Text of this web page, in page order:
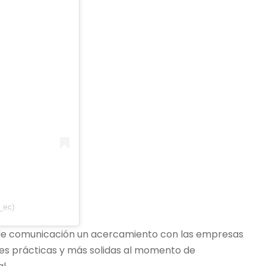
comunicación un acercamiento con las empresas
prácticas y más solidas al momento de